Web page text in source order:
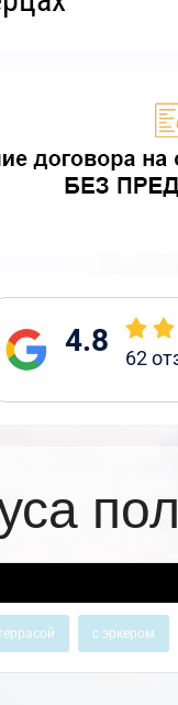
4.8 62
с эркером